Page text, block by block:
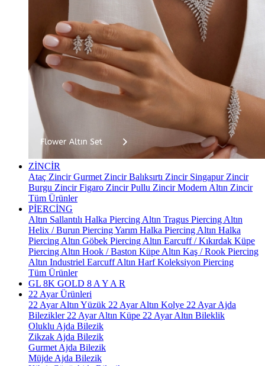
ZİNCİR
Ataç ZincirGurmet ZincirBalıksırtı Zincir Singapur Zincir
Burgu ZincirFigaro ZincirPullu ZincirModern Altın Zincir
Tüm Ürünler
PİERCİNG
Altın Sallantılı Halka Piercing Altın Tragus Piercing Altın
Helix / Burun PiercingYarım Halka Piercing Altın Halka
Piercing Altın Göbek Piercing Altın Earcuff / Kıkırdak Küpe
Piercing Altın Hook / Baston Küpe Altın Kaş / Rook Piercing
Altın Industriel EarcuffAltın Harf Koleksiyon Piercing
Tüm Ürünler
GL 8K GOLD 8 A Y A R
22 Ayar Ürünleri
22 Ayar Altın Yüzük 22 Ayar Altın Kolye 22 Ayar Ajda
Bilezikler 22 Ayar Altın Küpe 22 Ayar Altın Bileklik
Oluklu Ajda Bilezik
Zikzak Ajda Bilezik
Gurmet Ajda Bilezik
Müjde Ajda Bilezik